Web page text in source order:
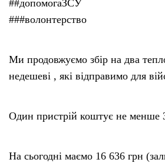
##допомогаЗСУ
###волонтерство
Ми продовжуємо збір на два
недешеві , які відправимо для
Один пристрій коштує не менше
На сьогодні маємо 16 636 грн